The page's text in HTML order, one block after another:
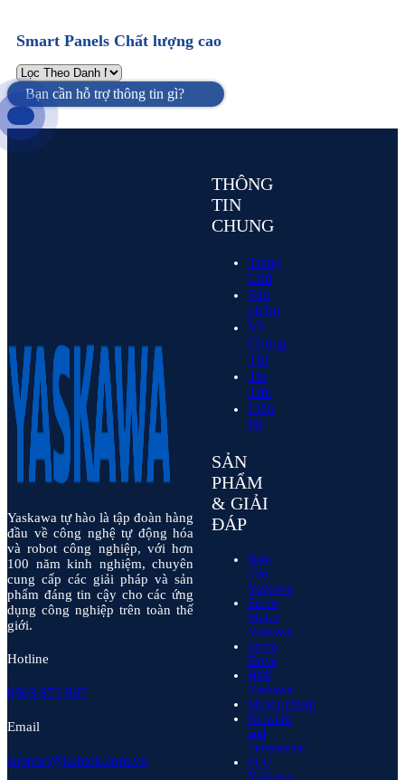
Smart Panels Chất lượng cao
Bạn cần hỗ trợ thông tin gì?
Yaskawa tự hào là tập đoàn hàng
đầu về công nghệ tự động hóa
và robot công nghiệp, với hơn
100 năm kinh nghiệm, chuyên
cung cấp các giải pháp và sản
phẩm đáng tin cậy cho các ứng
dụng công nghiệp trên toàn thế
giới.
Hotline
0963 872 967
Email
support@kentek.com.vn
THÔNG
TIN
CHUNG
Trang
Chủ
Sản
phẩm
Về
Chúng
Tôi
Tin
Tức
Liên
Hệ
SẢN
PHẨM
& GIẢI
ĐÁP
Biến
Tần
Yaskawa
Servo
Motor
Yaskawa
Servo
Drive
HMI
Yaskawa
Measurement
Network
and
Teleservice
PLC
Yaskawa